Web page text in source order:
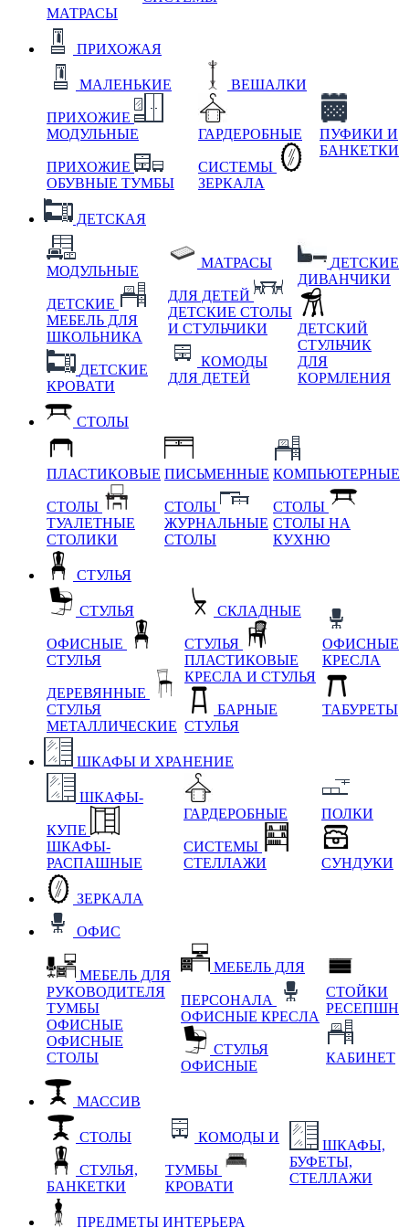
МАТРАСЫ
ПРИХОЖАЯ
МАЛЕНЬКИЕ
ПРИХОЖИЕ
МОДУЛЬНЫЕ
ПРИХОЖИЕ
ОБУВНЫЕ ТУМБЫ
ВЕШАЛКИ
ГАРДЕРОБНЫЕ
СИСТЕМЫ
ЗЕРКАЛА
ПУФИКИ И
БАНКЕТКИ
ДЕТСКАЯ
МОДУЛЬНЫЕ
ДЕТСКИЕ
МЕБЕЛЬ ДЛЯ
ШКОЛЬНИКА
ДЕТСКИЕ
КРОВАТИ
МАТРАСЫ
ДЛЯ ДЕТЕЙ
ДЕТСКИЕ СТОЛЫ
И СТУЛЬЧИКИ
КОМОДЫ
ДЛЯ ДЕТЕЙ
ДЕТСКИЕ
ДИВАНЧИКИ
ДЕТСКИЙ
СТУЛЬЧИК
ДЛЯ
КОРМЛЕНИЯ
СТОЛЫ
ПЛАСТИКОВЫЕ
СТОЛЫ
ТУАЛЕТНЫЕ
СТОЛИКИ
ПИСЬМЕННЫЕ
СТОЛЫ
ЖУРНАЛЬНЫЕ
СТОЛЫ
КОМПЬЮТЕРНЫЕ
СТОЛЫ
СТОЛЫ НА
КУХНЮ
СТУЛЬЯ
СТУЛЬЯ
ОФИСНЫЕ
СТУЛЬЯ
ДЕРЕВЯННЫЕ
СТУЛЬЯ
МЕТАЛЛИЧЕСКИЕ
СКЛАДНЫЕ
СТУЛЬЯ
ПЛАСТИКОВЫЕ
КРЕСЛА И СТУЛЬЯ
БАРНЫЕ
СТУЛЬЯ
ОФИСНЫЕ
КРЕСЛА
ТАБУРЕТЫ
ШКАФЫ И ХРАНЕНИЕ
ШКАФЫ-
КУПЕ
ШКАФЫ-
РАСПАШНЫЕ
ГАРДЕРОБНЫЕ
СИСТЕМЫ
СТЕЛЛАЖИ
ПОЛКИ
СУНДУКИ
ЗЕРКАЛА
ОФИС
МЕБЕЛЬ ДЛЯ
РУКОВОДИТЕЛЯ
ТУМБЫ
ОФИСНЫЕ
ОФИСНЫЕ
СТОЛЫ
МЕБЕЛЬ ДЛЯ
ПЕРСОНАЛА
ОФИСНЫЕ КРЕСЛА
СТУЛЬЯ
ОФИСНЫЕ
СТОЙКИ
РЕСЕПШН
КАБИНЕТ
МАССИВ
СТОЛЫ
СТУЛЬЯ,
БАНКЕТКИ
КОМОДЫ И
ТУМБЫ
КРОВАТИ
ШКАФЫ,
БУФЕТЫ,
СТЕЛЛАЖИ
ПРЕДМЕТЫ ИНТЕРЬЕРА